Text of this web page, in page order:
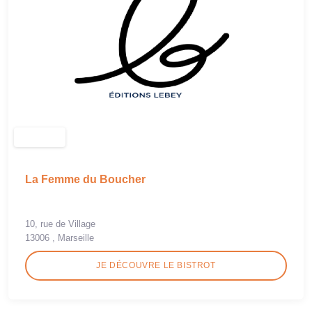
La Femme du Boucher
10, rue de Village
13006 , Marseille
JE DÉCOUVRE LE BISTROT